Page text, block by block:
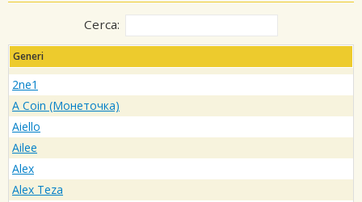
Cerca:
Generi
2ne1
A Coin (Монеточка)
Aiello
Ailee
Alex
Alex Teza